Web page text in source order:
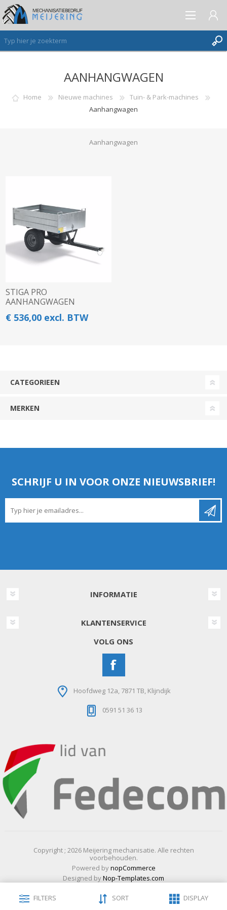
AANMELDEN ALS NIEUWE KLANT
INLOGGEN
AANHANGWAGEN
Home Nieuwe machines
Tuin- & Park-machines
Aanhangwagen
Aanhangwagen
STIGA PRO
AANHANGWAGEN
GEGALVANISEERD
€ 536,00 excl. BTW
CATEGORIEEN
MERKEN
SCHRIJF U IN VOOR ONZE NIEUWSBRIEF!
INFORMATIE
KLANTENSERVICE
VOLG ONS
Hoofdweg 12a, 7871 TB, Klijndijk
0591 51 36 13
Copyright ; 2026 Meijering mechanisatie. Alle rechten
voorbehouden.
Powered bynopCommerce
Designed byNop-Templates.com
FILTERS SORT DISPLAY